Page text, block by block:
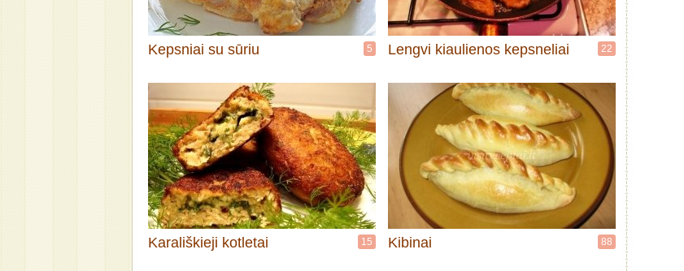
Kepsniai su sūriu 5 Lengvi kiaulienos kepsneliai 22
Karališkieji kotletai 15 Kibinai 88